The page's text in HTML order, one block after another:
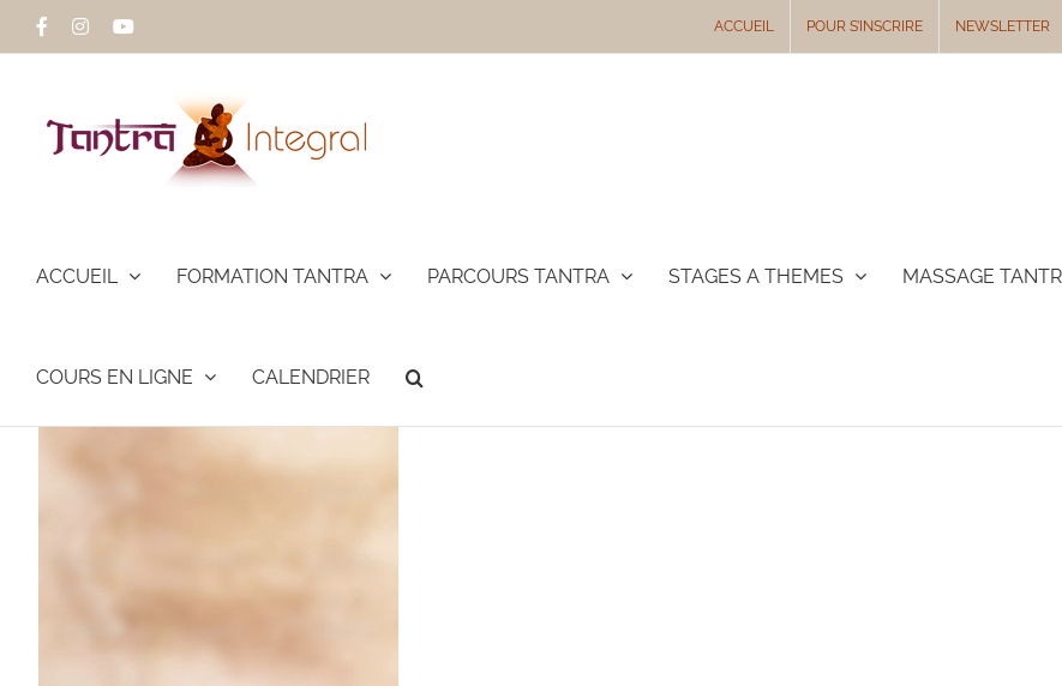
Passer
FacebookInstagram ACCUEIL POUR S’INSCRIRE NEWSLETTER
ACCUEIL FORMATION TANTRA PARCOURS TANTRA STAGES A THEMES MASSAGE
COURS EN LIGNE CALENDRIER